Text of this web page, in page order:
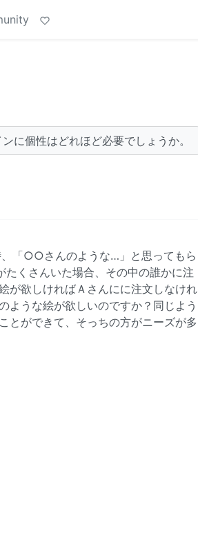
に個性はどれほど必要でしょうか。
、「○○さんのような…」と思ってもら
くさんいた場合、その中の誰かに注
が欲しければＡさんにに注文しなけれ
ような絵が欲しいのですか？同じよう
とができて、そっちの方がニーズが多